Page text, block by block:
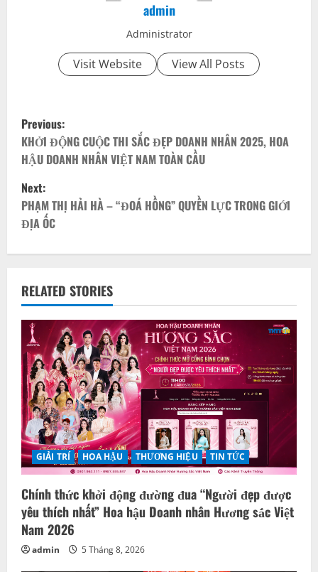
admin
Administrator
Visit Website View All Posts
P
o
s
t
n
v
i
g
a
t
i
o
n
Previous:
KHỞI ĐỘNG CUỘC THI SẮC ĐẸP DOANH NHÂN 2025, HOA
HẬU DOANH NHÂN VIỆT NAM TOÀN CẦU
Next:
PHẠM THỊ HẢI HÀ – “ĐOÁ HỒNG” QUYỀN LỰC TRONG GIỚI
ĐỊA ỐC
RELATED STORIES
GIẢI TRÍ HOA HẬU THƯƠNG HIỆU TIN TỨC
Chính thức khởi động đường đua “Người đẹp được
yêu thích nhất” Hoa hậu Doanh nhân Hương sắc Việt
Nam 2026
admin 5 Tháng 8, 2026